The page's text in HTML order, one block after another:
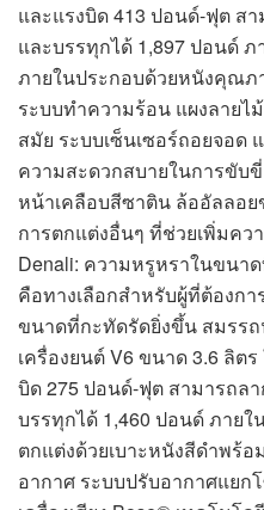
และแรงบิด 413 ปอนด์-ฟุต ส
และบรรทุกได้ 1,897 ปอนด์
ภายในประกอบด้วยหนังคุณ
ระบบทำความร้อน แผงลายไ
สมัย ระบบเซ็นเซอร์ถอยจอด
ความสะดวกสบายในการขับ
หน้าเคลือบสีซาติน ล้ออัลลอ
การตกแต่งอื่นๆ ที่ช่วยเพิ่มคว
Denali: ความหรูหราในขนาด
คือทางเลือกสำหรับผู้ที่ต้องก
ขนาดที่กะทัดรัดยิ่งขึ้น สมรร
เครื่องยนต์ V6 ขนาด 3.6 ลิต
บิด 275 ปอนด์-ฟุต สามารถล
บรรทุกได้ 1,460 ปอนด์ ภาย
ตกแต่งด้วยเบาะหนังสีดำพร้
อากาศ ระบบปรับอากาศแยก